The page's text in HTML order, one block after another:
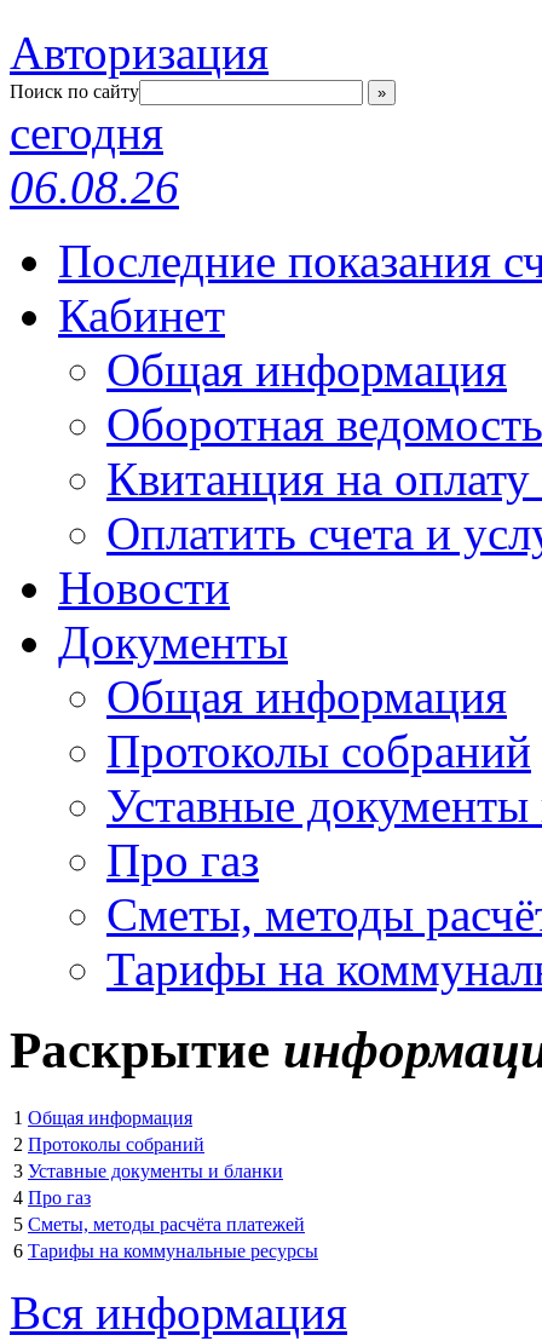
Авторизация
Поиск по сайту »
сегодня
06.08.26
Последние показания
Кабинет
Общая информация
Оборотная ведомость
Квитанция на
Оплатить счета и
Новости
Документы
Общая информация
Протоколы собраний
Уставные документы
Про газ
Сметы, методы
Тарифы на
Раскрытие
1 Общая информация
2 Протоколы собраний
3 Уставные документы и бланки
4 Про газ
5 Сметы, методы расчёта платежей
6 Тарифы на коммунальные ресурсы
Вся информация